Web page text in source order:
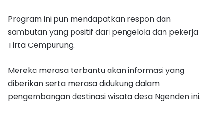
Program ini pun mendapatkan respon dan
sambutan yang positif dari pengelola dan pekerja
Tirta Cempurung.
Mereka merasa terbantu akan informasi yang
diberikan serta merasa didukung dalam
pengembangan destinasi wisata desa Ngenden ini.